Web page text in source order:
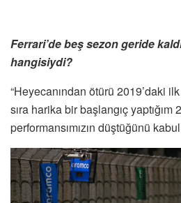
Ferrari’de beş sezon geride
hangisiydi?
“Heyecanından ötürü 2019’daki
sıra harika bir başlangıç yaptığım
performansımızın düştüğünü